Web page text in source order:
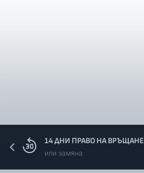
14 ДНИ ПРАВО НА ВРЪЩАНЕ
или замяна